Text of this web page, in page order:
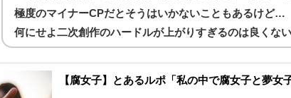
極度のマイナーCPだとそうはいかないこともあるけど…
何にせよ二次創作のハードルが上がりすぎるのは良くな
【腐女子】とあるルポ「私の中で腐女子と夢